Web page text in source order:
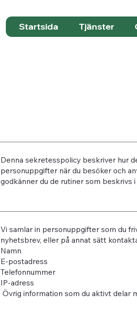
Startsida Tjänster
Denna sekretesspolicy beskriver hur
personuppgifter när du besöker och
godkänner du de rutiner som beskrivs i
Vi samlar in personuppgifter som du
nyhetsbrev, eller på annat sätt
Namn
E-postadress
Telefonnummer
IP-adress
Övrig information som du aktivt delar